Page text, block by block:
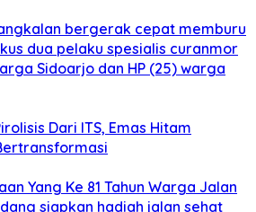
bergerak cepat memburu
dua pelaku spesialis curanmor
Sidoarjo dan HP (25) warga
Dari ITS, Emas Hitam
Yang Ke 81 Tahun Warga Jalan
siapkan hadiah jalan sehat